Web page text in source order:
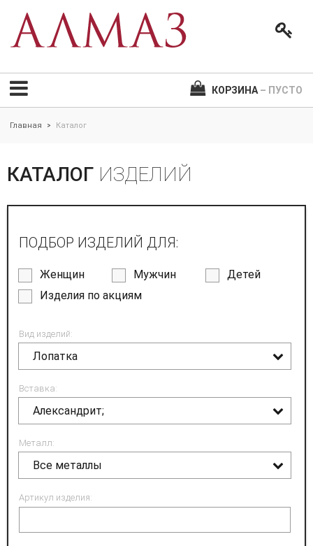
КОРЗИНА – ПУСТО
Главная > Каталог
КАТАЛОГ ИЗДЕЛИЙ
ПОДБОР ИЗДЕЛИЙ ДЛЯ:
Женщин Мужчин
Детей
Изделия по акциям
Вид изделий:
Лопатка
Вставка:
Александрит;
Металл:
Все металлы
Артикул изделия: